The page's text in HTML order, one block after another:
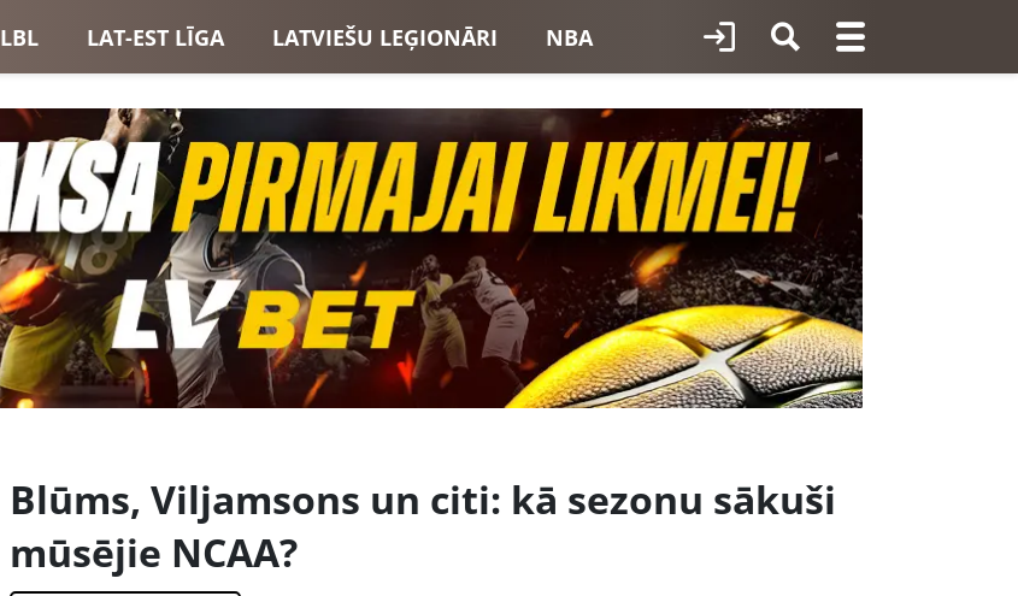
LBL LAT-EST LĪGA LATVIEŠU LEĢIONĀRI NBA
LATVIJAS IZLASE
Blūms, Viljamsons un citi: kā sezonu sākuši
mūsējie NCAA?